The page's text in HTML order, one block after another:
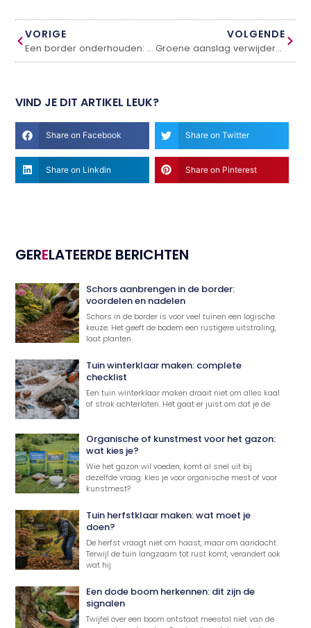
VORIGE
Een border onderhouden: zo blijft hij mooi
VOLGENDE
Groene aanslag verwijderen van tegels en terras
VIND JE DIT ARTIKEL LEUK?
Share on Facebook Share on Twitter
Share on Linkdin Share on Pinterest
GERELATEERDE BERICHTEN
Schors aanbrengen in de border:
voordelen en nadelen
Schors in de border is voor veel tuinen een logische
keuze. Het geeft de bodem een rustigere uitstraling,
laat planten
Tuin winterklaar maken: complete
checklist
Een tuin winterklaar maken draait niet om alles kaal
of strak achterlaten. Het gaat er juist om dat je de
Organische of kunstmest voor het gazon:
wat kies je?
Wie het gazon wil voeden, komt al snel uit bij
dezelfde vraag: kies je voor organische mest of voor
kunstmest?
Tuin herfstklaar maken: wat moet je
doen?
De herfst vraagt niet om haast, maar om aandacht.
Terwijl de tuin langzaam tot rust komt, verandert ook
wat hij
Een dode boom herkennen: dit zijn de
signalen
Twijfel over een boom ontstaat meestal niet van de